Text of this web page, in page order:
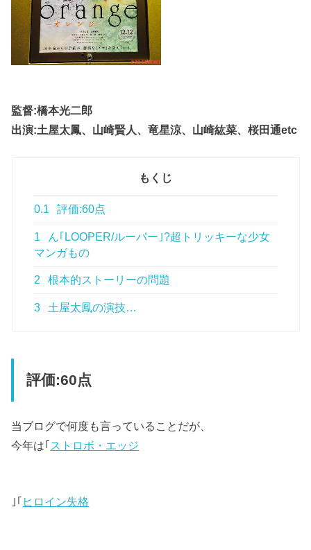
監督:橋本光二郎
出演:土屋太鳳、山崎賢人、竜星涼、山崎紘菜、桜田通etc
もくじ
0.1 評価:60点
1
ん｢LOOPER/ルーパー｣?超トリッキーな少女
マンガもの
2 根本的ストーリーの問題
3 土屋太鳳の演技…
評価:60点
当ブログで何度も言っていることだが、
今年は｢ ストロボ・エッジ
｣｢ ヒロイン失格